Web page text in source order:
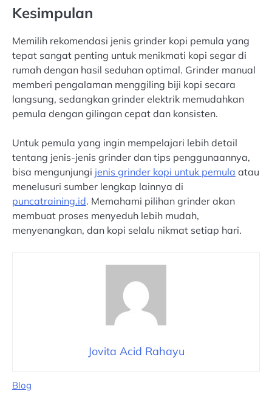
Kesimpulan
Memilih rekomendasi jenis grinder kopi pemula yang
tepat sangat penting untuk menikmati kopi segar di
rumah dengan hasil seduhan optimal. Grinder manual
memberi pengalaman menggiling biji kopi secara
langsung, sedangkan grinder elektrik memudahkan
pemula dengan gilingan cepat dan konsisten.
Untuk pemula yang ingin mempelajari lebih detail
tentang jenis-jenis grinder dan tips penggunaannya,
bisa mengunjungi jenis grinder kopi untuk pemula atau
menelusuri sumber lengkap lainnya di
puncatraining.id. Memahami pilihan grinder akan
membuat proses menyeduh lebih mudah,
menyenangkan, dan kopi selalu nikmat setiap hari.
Jovita Acid Rahayu
Blog